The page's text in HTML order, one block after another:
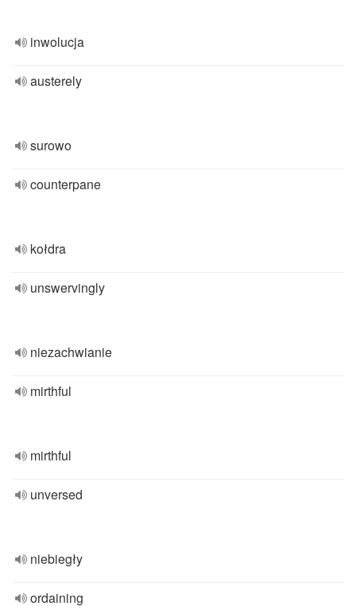
inwolucja
austerely
surowo
counterpane
kołdra
unswervingly
niezachwianie
mirthful
mirthful
unversed
niebiegły
ordaining